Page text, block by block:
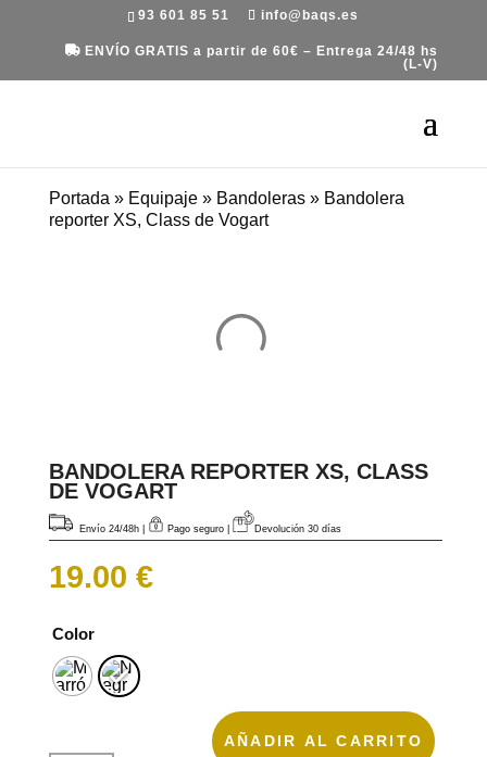
93 601 85 51 info@baqs.es
ENVÍO GRATIS a partir de 60€ – Entrega 24/48 hs
(L-V)
Portada » Equipaje» Bandoleras» Bandolera
reporter XS, Class de Vogart
BANDOLERA REPORTER XS, CLASS
DE VOGART
Envío 24/48h| Pago seguro | Devolución 30 días
19.00 €
Color
AÑADIR AL CARRITO